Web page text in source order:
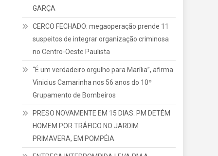
GARÇA
CERCO FECHADO: megaoperação prende 11
suspeitos de integrar organização criminosa
no Centro-Oeste Paulista
“É um verdadeiro orgulho para Marília”, afirma
Vinicius Camarinha nos 56 anos do 10º
Grupamento de Bombeiros
PRESO NOVAMENTE EM 15 DIAS: PM DETÉM
HOMEM POR TRÁFICO NO JARDIM
PRIMAVERA, EM POMPÉIA